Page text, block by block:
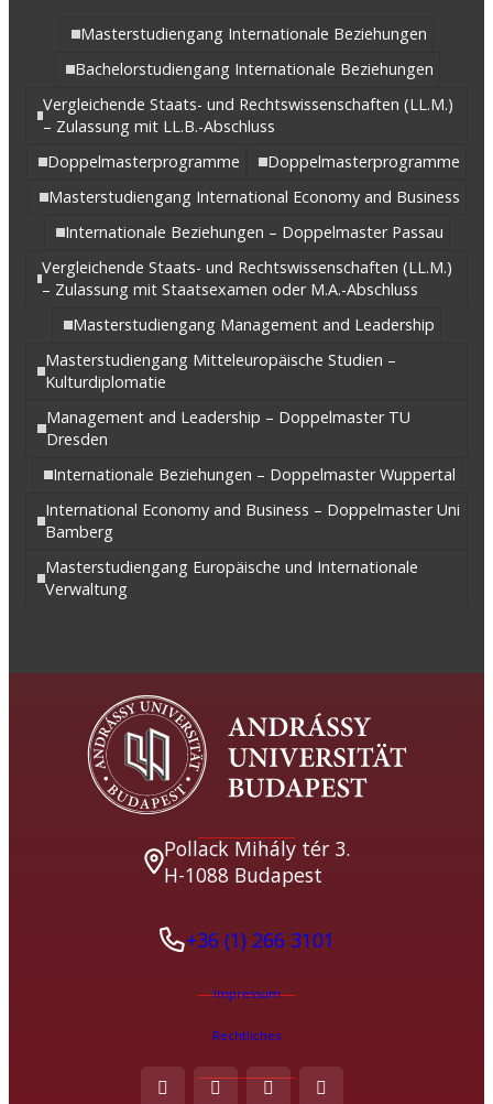
Masterstudiengang Internationale Beziehungen
Bachelorstudiengang Internationale Beziehungen
Vergleichende Staats- und Rechtswissenschaften (LL.M.)
– Zulassung mit LL.B.-Abschluss
Doppelmasterprogramme
Doppelmasterprogramme
Masterstudiengang International Economy and Business
Internationale Beziehungen – Doppelmaster Passau
Vergleichende Staats- und Rechtswissenschaften (LL.M.)
– Zulassung mit Staatsexamen oder M.A.-Abschluss
Masterstudiengang Management and Leadership
Masterstudiengang Mitteleuropäische Studien –
Kulturdiplomatie
Management and Leadership – Doppelmaster TU
Dresden
Internationale Beziehungen – Doppelmaster Wuppertal
International Economy and Business – Doppelmaster Uni
Bamberg
Masterstudiengang Europäische und Internationale
Verwaltung
Pollack Mihály tér 3.
H-1088 Budapest
+36 (1) 266 3101
Impressum
Rechtliches